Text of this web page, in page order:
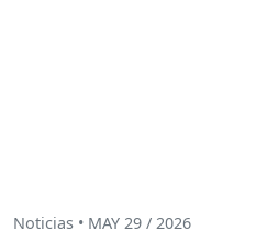
Noticias • MAY 29 / 2026